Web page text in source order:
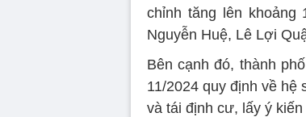
chỉnh tăng lên
Nguyễn Huệ, Lê Lợi
Bên cạnh đó, thành
11/2024 quy định về
và tái định cư, lấy ý